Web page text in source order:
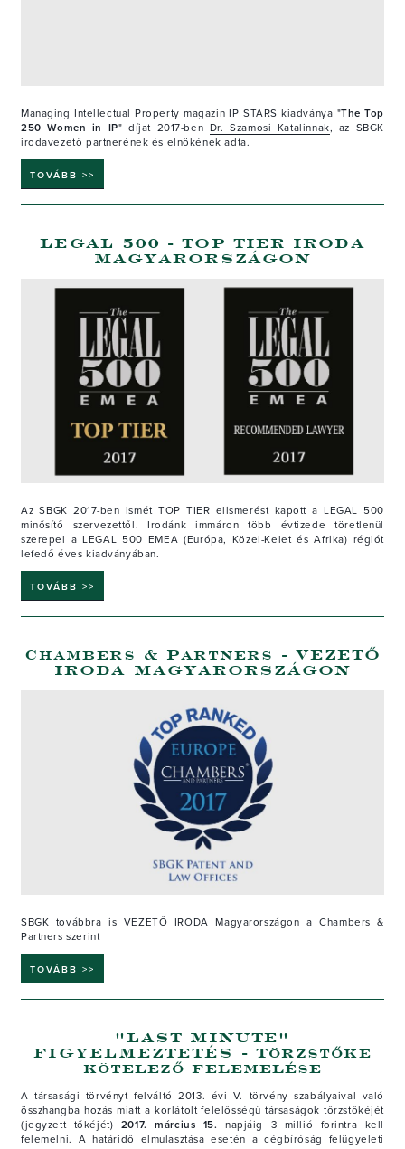
Managing Intellectual Property magazin IP STARS kiadványa "The Top
250 Women in IP" díjat 2017-ben Dr. Szamosi Katalinnak , az SBGK
irodavezető partnerének és elnökének adta.
TOVÁBB >>
LEGAL 500 - TOP TIER IRODA
MAGYARORSZÁGON
Az SBGK 2017-ben ismét TOP TIER elismerést kapott a LEGAL 500
minősítő szervezettől. Irodánk immáron több évtizede töretlenül
szerepel a LEGAL 500 EMEA (Európa, Közel-Kelet és Afrika) régiót
lefedő éves kiadványában.
TOVÁBB >>
Chambers & Partners - VEZETŐ
IRODA MAGYARORSZÁGON
SBGK továbbra is VEZETŐ IRODA Magyarországon a Chambers &
Partners szerint
TOVÁBB >>
"LAST MINUTE"
FIGYELMEZTETÉS - Törzstőke
kötelező felemelése
A társasági törvényt felváltó 2013. évi V. törvény szabályaival való
összhangba hozás miatt a korlátolt felelősségű társaságok tőrzstőkéjét
(jegyzett tőkéjét) 2017. március 15.
napjáig 3 millió forintra kell
felemelni.
A határidő elmulasztása esetén a cégbíróság felügyeleti